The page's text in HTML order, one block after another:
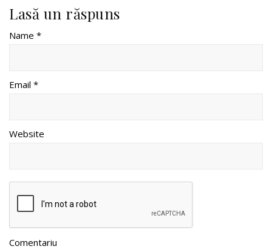
Lasă un răspuns
Name *
Email *
Website
Comentariu